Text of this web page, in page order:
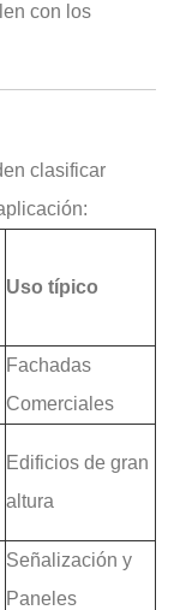
con los
clasificar
Uso típico
Fachadas
Comerciales
Edificios de gran
altura
Señalización y
Paneles